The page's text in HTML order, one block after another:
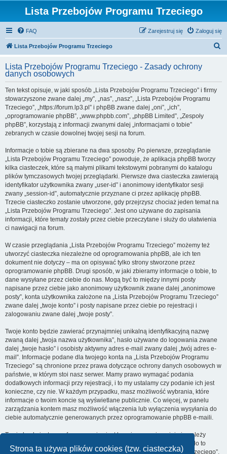
Strona ta używa plików cookies (tzw. ciasteczka)
Lista Przebojów Programu Trzeciego
FAQ Zaloguj się
Zarejestruj się
Lista Przebojów Programu Trzeciego
k
Lista Przebojów Programu Trzeciego - Zasady ochrony
danych osobowych
Ten tekst opisuje, w jaki sposób „Lista Przebojów Programu Trzeciego” i firmy
stowarzyszone zwane dalej „my”, „nas”, „nasz”, „Lista Przebojów Programu
Trzeciego”, „https://forum.lp3.pl” i phpBB zwane dalej „oni”, „ich”,
„oprogramowanie phpBB”, „www.phpbb.com”, „phpBB Limited”, „Zespoły
phpBB”, korzystają z informacji zwanymi dalej „informacjami o tobie”
zebranych w czasie dowolnej twojej sesji na forum.
Informacje o tobie są zbierane na dwa sposoby. Po pierwsze, przeglądanie
„Lista Przebojów Programu Trzeciego” powoduje, że aplikacja phpBB tworzy
kilka ciasteczek, które są małymi plikami tekstowymi pobranymi do katalogu
plików tymczasowych twojej przeglądarki. Pierwsze dwa ciasteczka zawierają
identyfikator użytkownika zwany „user-id” i anonimowy identyfikator sesji
zwany „session-id”, automatycznie przyznane ci przez aplikację phpBB.
Trzecie ciasteczko zostanie utworzone, gdy przejrzysz chociaż jeden temat na
„Lista Przebojów Programu Trzeciego”. Jest ono używane do zapisania
informacji, które tematy zostały przez ciebie przeczytane i służy do ułatwienia
ci nawigacji na forum.
W czasie przeglądania „Lista Przebojów Programu Trzeciego” możemy też
utworzyć ciasteczka niezależne od oprogramowania phpBB, ale ich ten
dokument nie dotyczy – ma on opisywać tylko strony stworzone przez
oprogramowanie phpBB. Drugi sposób, w jaki zbieramy informacje o tobie, to
dane wysyłane przez ciebie do nas. Mogą być to między innymi posty
napisane przez ciebie jako anonimowy użytkownik zwane dalej „anonimowe
posty”, konta użytkownika założone na „Lista Przebojów Programu Trzeciego”
zwane dalej „twoje konto” i posty napisane przez ciebie po rejestracji i
zalogowaniu zwane dalej „twoje posty”.
Twoje konto będzie zawierać przynajmniej unikalną identyfikacyjną nazwę
zwaną dalej „twoja nazwa użytkownika”, hasło używane do logowania zwane
dalej „twoje hasło” i osobisty aktywny adres e-mail zwany dalej „twój adres e-
mail”. Informacje podane dla twojego konta na „Lista Przebojów Programu
Trzeciego” są chronione przez prawa dotyczące ochrony danych osobowych w
państwie, w którym stoi nasz serwer. Mamy prawo wymagać podania
dodatkowych informacji przy rejestracji, i to my ustalamy czy podanie ich jest
konieczne, czy nie. W każdym przypadku, masz możliwość wybrania, które
informacje o twoim koncie są wyświetlane publicznie. Co więcej, w panelu
zarządzania kontem masz możliwość włączenia lub wyłączenia wysyłania do
ciebie automatycznie generowanych przez oprogramowanie phpBB e-maili.
Twoje hasło jest zaszyfrowane, więc jest bezpieczne, niemniej nie należy
używać tego samego hasła na różnych witrynach internetowych. Hasło to
umożliwia dostęp do twojego konta na „Lista Przebojów Programu Trzeciego”,